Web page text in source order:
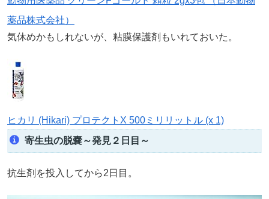
薬品株式会社）
気休めかもしれないが、粘膜保護剤もいれておいた。
ヒカリ (Hikari) プロテクトX 500ミリリットル (x 1)
寄生虫の脱嚢～発見２日目～
抗生剤を投入してから2日目。